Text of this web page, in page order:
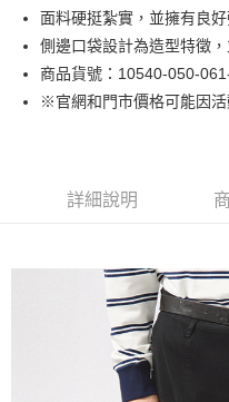
貨到付款
運送方式
付款後7-11取貨
面料硬挺紮實，並擁有良
側邊口袋設計為造型特徵
商品貨號：10540-050-
※官網和門市價格可能因活
詳細說明